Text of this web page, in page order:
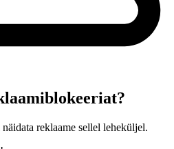
reklaame sellel leheküljel.